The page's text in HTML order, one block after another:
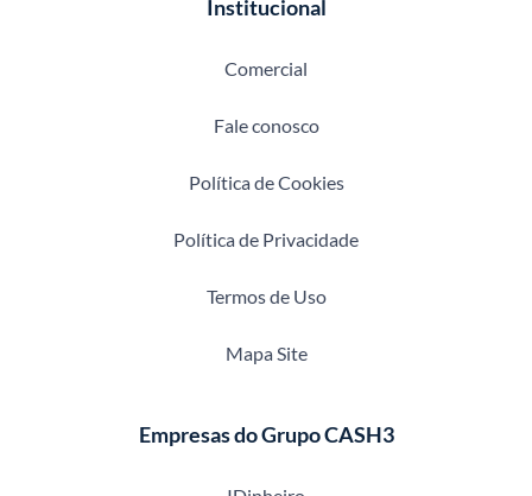
Institucional
Comercial
Fale conosco
Política de Cookies
Política de Privacidade
Termos de Uso
Mapa Site
Empresas do Grupo CASH3